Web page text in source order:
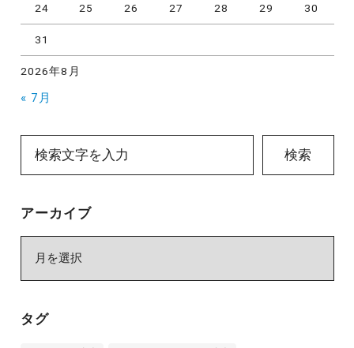
2026年8月
24 25 26 27 28 29 30
31
« 7月
検索
アーカイブ
ブ
タグ